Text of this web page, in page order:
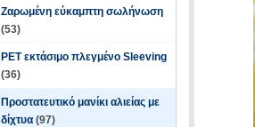
Ζαρωμένη εύκαμπτη σωλήνωση
(53)
PET εκτάσιμο πλεγμένο Sleeving
(36)
Προστατευτικό μανίκι αλιείας με
δίχτυα (97)